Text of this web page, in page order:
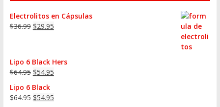
Electrolitos en Cápsulas
$36.99 $29.95
Lipo 6 Black Hers
$64.95 $54.95
Lipo 6 Black
$64.95 $54.95